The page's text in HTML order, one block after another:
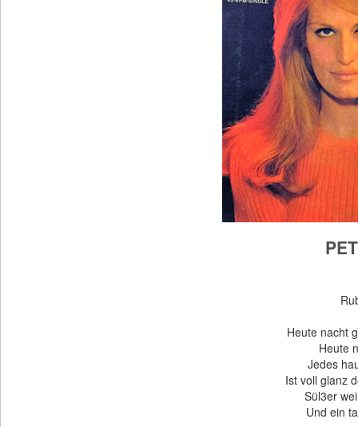
Heute nacht
Heute
Jedes
Ist voll glanz
Sül3er
Und ein